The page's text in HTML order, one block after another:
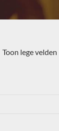
Toon lege velden